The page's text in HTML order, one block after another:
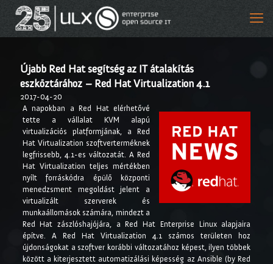
Újabb Red Hat segítség az IT átalakítás
eszköztárához – Red Hat Virtualization 4.1
2017-04-20
A napokban a Red Hat elérhetővé
tette a vállalat KVM alapú
virtualizációs platformjának, a Red
Hat Virtualization szoftverterméknek
legfrissebb, 4.1-es változatát. A Red
Hat Virtualization teljes mértékben
nyílt forráskódra épülő központi
menedzsment megoldást jelent a
virtualizált szerverek és
munkaállomások számára, mindezt a
Red Hat zászlóshajójára, a Red Hat Enterprise Linux alapjaira
építve. A Red Hat Virtualization 4.1 számos területen hoz
újdonságokat a szoftver korábbi változatához képest, ilyen többek
között a kiterjesztett automatizálási képesség az Ansible (by Red